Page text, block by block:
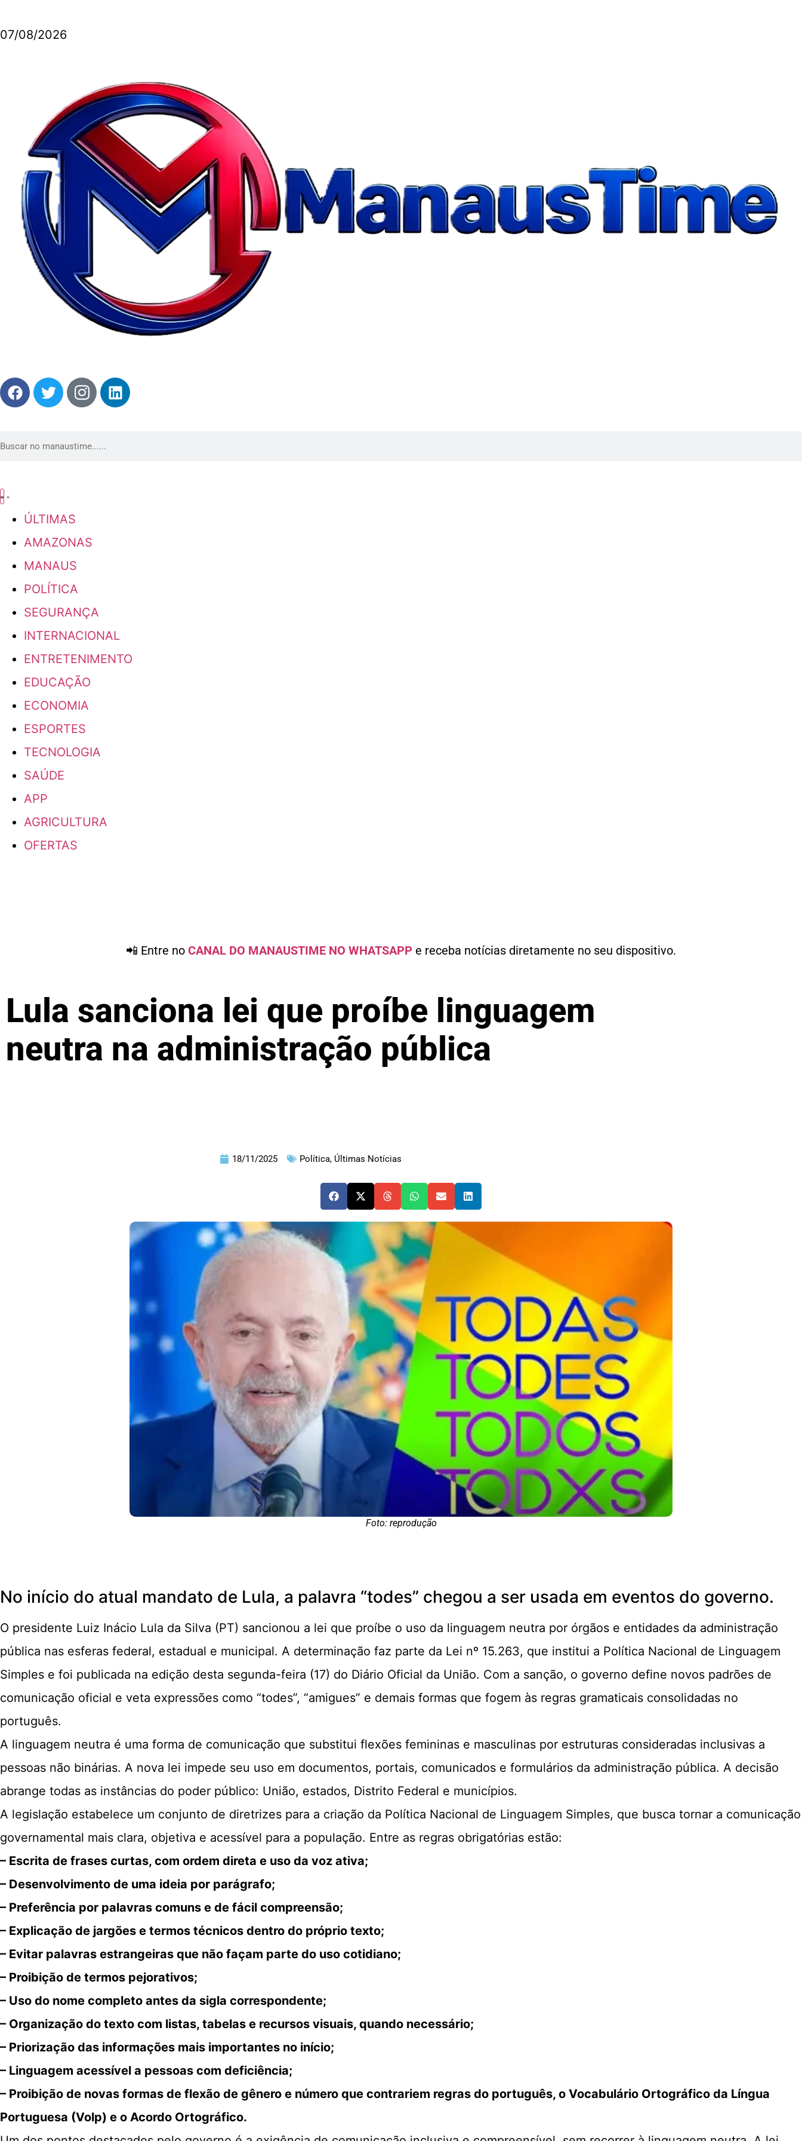
07/08/2026
ÚLTIMAS
AMAZONAS
MANAUS
POLÍTICA
SEGURANÇA
INTERNACIONAL
ENTRETENIMENTO
EDUCAÇÃO
ECONOMIA
ESPORTES
TECNOLOGIA
SAÚDE
APP
AGRICULTURA
OFERTAS
📲 Entre no CANAL DO MANAUSTIME NO WHATSAPP e receba notícias diretamente no seu dispositivo.
Lula sanciona lei que proíbe linguagem
neutra na administração pública
18/11/2025 Política, Últimas Notícias
Foto: reprodução
No início do atual mandato de Lula, a palavra “todes” chegou a ser usada em eventos do governo.
O presidente Luiz Inácio Lula da Silva (PT) sancionou a lei que proíbe o uso da linguagem neutra por órgãos e entidades da administração
pública nas esferas federal, estadual e municipal. A determinação faz parte da Lei nº 15.263, que institui a Política Nacional de Linguagem
Simples e foi publicada na edição desta segunda-feira (17) do Diário Oficial da União. Com a sanção, o governo define novos padrões de
comunicação oficial e veta expressões como “todes”, “amigues” e demais formas que fogem às regras gramaticais consolidadas no
português.
A linguagem neutra é uma forma de comunicação que substitui flexões femininas e masculinas por estruturas consideradas inclusivas a
pessoas não binárias. A nova lei impede seu uso em documentos, portais, comunicados e formulários da administração pública. A decisão
abrange todas as instâncias do poder público: União, estados, Distrito Federal e municípios.
A legislação estabelece um conjunto de diretrizes para a criação da Política Nacional de Linguagem Simples, que busca tornar a comunicação
governamental mais clara, objetiva e acessível para a população. Entre as regras obrigatórias estão:
– Escrita de frases curtas, com ordem direta e uso da voz ativa;
– Desenvolvimento de uma ideia por parágrafo;
– Preferência por palavras comuns e de fácil compreensão;
– Explicação de jargões e termos técnicos dentro do próprio texto;
– Evitar palavras estrangeiras que não façam parte do uso cotidiano;
– Proibição de termos pejorativos;
– Uso do nome completo antes da sigla correspondente;
– Organização do texto com listas, tabelas e recursos visuais, quando necessário;
– Priorização das informações mais importantes no início;
– Linguagem acessível a pessoas com deficiência;
– Proibição de novas formas de flexão de gênero e número que contrariem regras do português, o Vocabulário Ortográfico da Língua
Portuguesa (Volp) e o Acordo Ortográfico.